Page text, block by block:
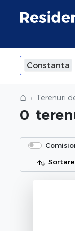
Constanta
⌂ Terenuri
0
Sortare